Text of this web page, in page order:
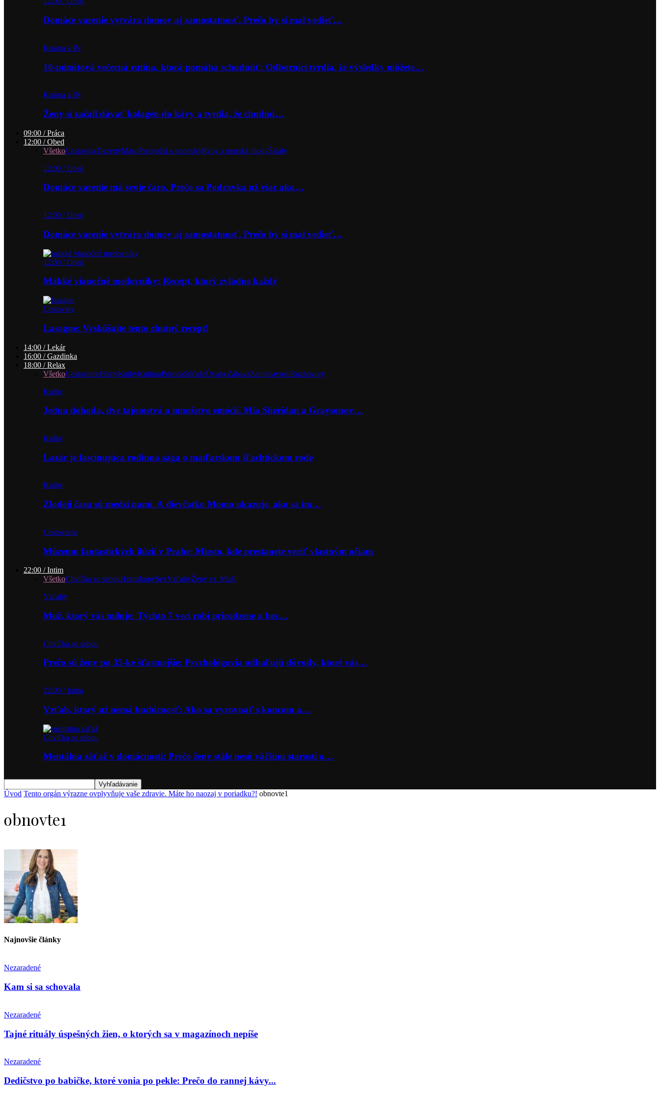
Domáce varenie vytvára domov aj samostatnosť. Prečo by si mal vedieť…
Krásna a IN
10-minútová večerná rutina, ktorá pomáha schudnúť: Odborníci tvrdia, že výsledky môžete…
Krásna a IN
Ženy si začali dávať kolagén do kávy a tvrdia, že chudnú…
09:00 / Práca
12:00 / Obed
VšetkoCestovinyDezertyMäsoPredjedlá a polievkyRyby a morské plodyŠaláty
12:00 / Obed
Domáce varenie má svoje čaro. Prečo sa Podravka už viac ako…
12:00 / Obed
Domáce varenie vytvára domov aj samostatnosť. Prečo by si mal vedieť…
12:00 / Obed
Mäkké vianočné medovníky: Recept, ktorý zvládne každý
Cestoviny
Lasagne: Vyskúšajte tento chutný recept!
14:00 / Lekár
16:00 / Gazdinka
18:00 / Relax
VšetkoCestovanieFilmyKnihyKultúraPrírodaSúťažeÚvahyZábavaZaujímavostiRozhovory
Knihy
Jedna dohoda, dve tajomstvá a množstvo emócií. Mia Sheridan a Graysonov…
Knihy
Lazár je fascinujúca rodinná sága o maďarskom šľachtickom rode
Knihy
Zlodeji času sú medzi nami. A dievčatko Momo ukazuje, ako sa im…
Cestovanie
Múzeum fantastických ilúzií v Prahe: Miesto, kde prestanete veriť vlastným očiam
22:00 / Intim
VšetkoChvíľka so sebouHoroskopySexVzťahyŽeny vs. Muži
Vzťahy
Muž, ktorý vás miluje: Týchto 7 vecí robí prirodzene a bez…
Chvíľka so sebou
Prečo sú ženy po 35-ke šťastnejšie: Psychológovia odhaľujú dôvody, ktoré vás…
22:00 / Intim
Vzťah, ktorý už nemá budúcnosť: Ako sa vyrovnať s koncom a…
Chvíľka so sebou
Mentálna záťaž v domácnosti: Prečo ženy stále nesú väčšinu starostí o…
Úvod Tento orgán výrazne ovplyvňuje vaše zdravie. Máte ho naozaj v poriadku?! obnovte1
obnovte1
Najnovšie články
Nezaradené
Kam si sa schovala
Nezaradené
Tajné rituály úspešných žien, o ktorých sa v magazínoch nepíše
Nezaradené
Dedičstvo po babičke, ktoré vonia po pekle: Prečo do rannej kávy...